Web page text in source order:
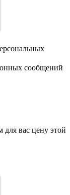
сообщений
вас цену этой